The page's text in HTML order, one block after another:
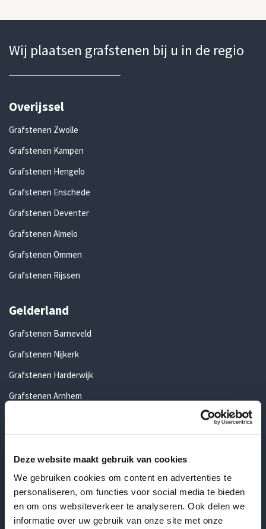
Deze website maakt gebruik van cookies
We gebruiken cookies om content en advertenties te
personaliseren, om functies voor social media te bieden
en om ons websiteverkeer te analyseren. Ook delen we
informatie over uw gebruik van onze site met onze
Wij plaatsen grafstenen bij u in de regio
Overijssel
Grafstenen Zwolle
Grafstenen Kampen
Grafstenen Hengelo
Grafstenen Enschede
Grafstenen Deventer
Grafstenen Almelo
Grafstenen Ommen
Grafstenen Rijssen
Gelderland
Grafstenen Barneveld
Grafstenen Nijkerk
Grafstenen Harderwijk
Grafstenen Arnhem
Grafstenen Apeldoorn
Grafstenen Zutphen
Grafstenen Doetinchem
Grafstenen Ede